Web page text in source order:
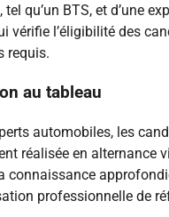
qu’un BTS, et d’une
vérifie l’éligibilité des
requis.
au tableau
automobiles, les
réalisée en
connaissance
professionnelle de